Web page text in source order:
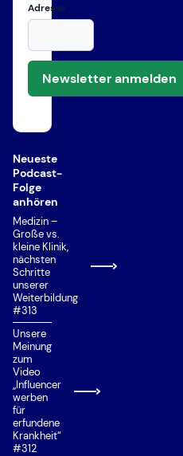
Adresse
Newsletter anmelden
Neueste
Podcast-
Folge
anhören
Medizin –
Große vs.
kleine Klinik,
nächsten
Schritte
unserer
Weiterbildung
#313
Unsere
Meinung
zum
Video
„Influencer
werben
für
erfundene
Krankheit“
#312